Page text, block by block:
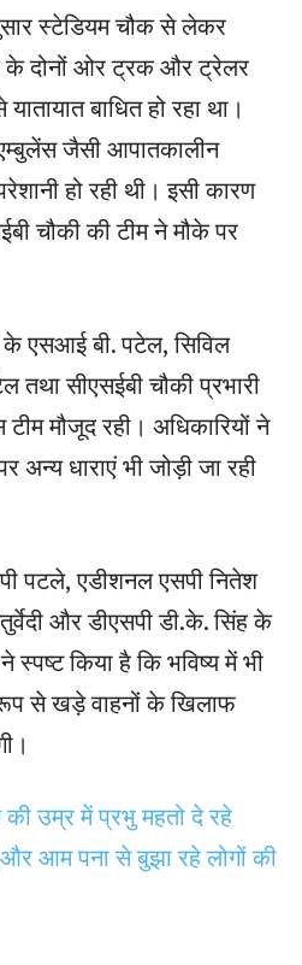
स्टेडियम चौक से लेकर
दोनों ओर ट्रक और ट्रेलर
बाधित हो रहा था।
जैसी आपातकालीन
हो रही थी। इसी कारण
चौकी की टीम ने मौके पर
के एसआई बी. पटेल, सिविल
सीएसईबी चौकी प्रभारी
मौजूद रही। अधिकारियों ने
अन्य धाराएं भी जोड़ी जा रही
पटले, एडीशनल एसपी नितेश
और डीएसपी डी.के. सिंह के
स्पष्ट किया है कि भविष्य में भी
से खड़े वाहनों के खिलाफ
उम्र में प्रभु महतो दे रहे
आम पना से बुझा रहे लोगों की